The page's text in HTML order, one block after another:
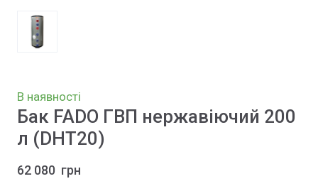
В наявності
Бак FADO ГВП нержавіючий 200
л (DHT20)
62 080  грн